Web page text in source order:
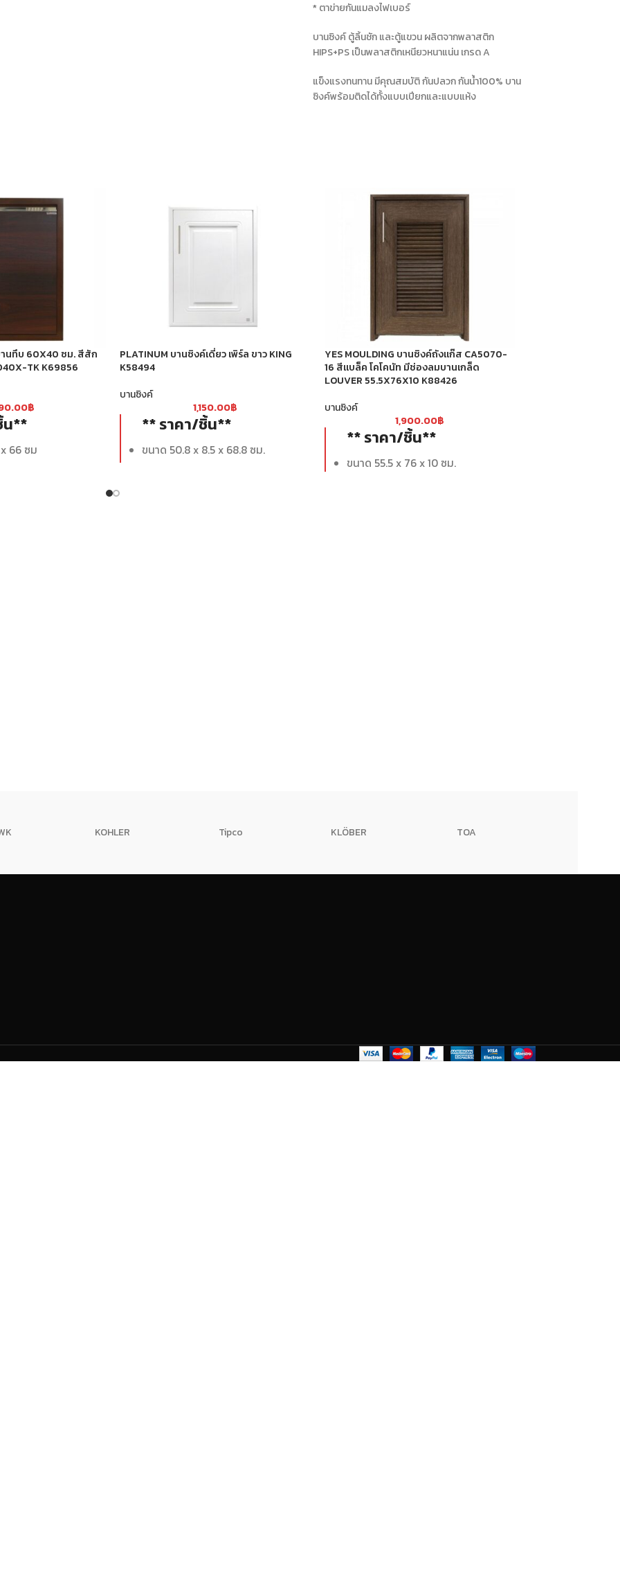
* ตาข่ายกันแมลงไฟเบอร์
บานซิงค์ ตู้ลิ้นชัก และตู้แขวน ผลิตจากพลาสติก
HIPS+PS เป็นพลาสติกเหนียวหนาแน่น เกรด A
แข็งแรงทนทาน มีคุณสมบัติ กันปลวก กันน้ำ100% บาน
ซิงค์พร้อมติดได้ทั้งแบบเปียกและแบบแห้ง
นทึบ 60X40 ซม. สีสัก
TK K69856
฿
น**
66 ซม
PLATINUM บานซิงค์เดี่ยว เพิร์ล ขาว KING
K58494
บานซิงค์
1,150.00฿
** ราคา/ชิ้น**
ขนาด 50.8 x 8.5 x 68.8 ซม.
YES MOULDING บานซิงค์ถังแก๊ส CA5070-
16 สีแบล็ค โคโคนัท มีช่องลมบานเกล็ด
LOUVER 55.5X76X10 K88426
บานซิงค์
1,900.00฿
** ราคา/ชิ้น**
ขนาด 55.5 x 76 x 10 ซม.
KOHLER Tipco KLÖBER TOA